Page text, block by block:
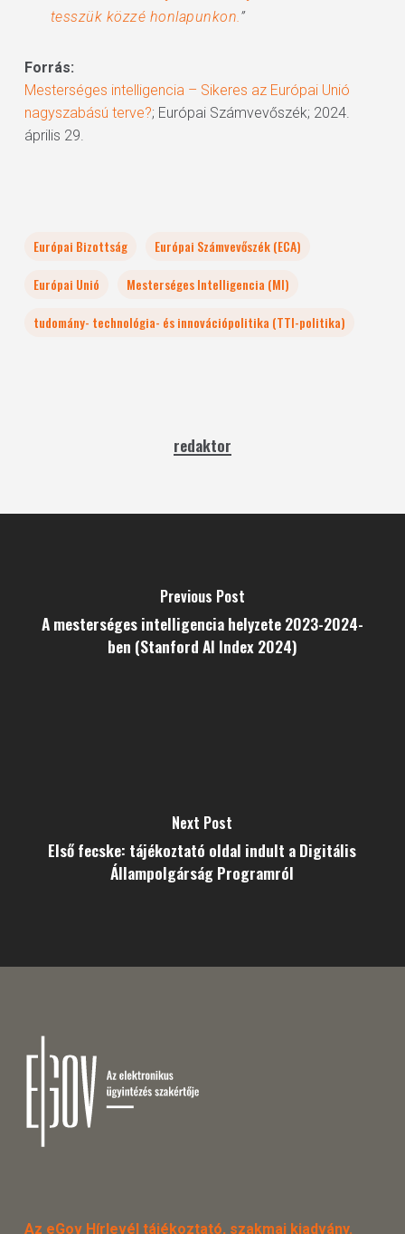
tesszük közzé honlapunkon.”
Forrás:
Mesterséges intelligencia – Sikeres az Európai Unió
nagyszabású terve?; Európai Számvevőszék; 2024.
április 29.
Európai Bizottság
Európai Számvevőszék (ECA)
Európai Unió
Mesterséges Intelligencia (MI)
tudomány- technológia- és innovációpolitika (TTI-politika)
redaktor
Previous Post
A mesterséges intelligencia helyzete 2023-2024-
ben (Stanford AI Index 2024)
Next Post
Első fecske: tájékoztató oldal indult a Digitális
Állampolgárság Programról
Az eGov Hírlevél tájékoztató, szakmai kiadvány.